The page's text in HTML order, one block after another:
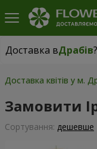
Доставка вДрабів?
Доставка вДрабів|
Доставка квітів у м.
Замовити
Сортування: дешевше